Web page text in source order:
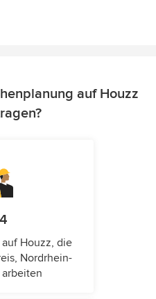
auf Houzz
Houzz, die
Nordrhein-